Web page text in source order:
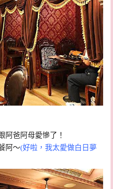
阿爸阿母愛慘了！
阿～(好啦，我太愛做白日夢